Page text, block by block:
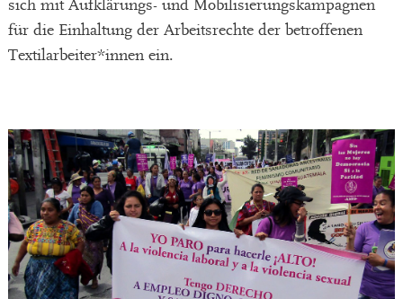
sich mit Aufklärungs- und Mobilisierungskampagnen
für die Einhaltung der Arbeitsrechte der betroffenen
Textilarbeiter*innen ein.